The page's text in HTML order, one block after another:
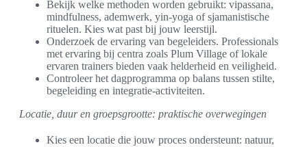
Bekijk welke methoden worden gebruikt: vipassana,
mindfulness, ademwerk, yin-yoga of sjamanistische
rituelen. Kies wat past bij jouw leerstijl.
Onderzoek de ervaring van begeleiders. Professionals
met ervaring bij centra zoals Plum Village of lokale
ervaren trainers bieden vaak helderheid en veiligheid.
Controleer het dagprogramma op balans tussen stilte,
begeleiding en integratie-activiteiten.
Locatie, duur en groepsgrootte: praktische overwegingen
Kies een locatie die jouw proces ondersteunt: natuur,